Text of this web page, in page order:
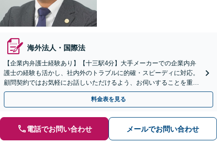
海外法人・国際法
【企業内弁護士経験あり】【十三駅4分】大手メーカーでの企業内弁
護士の経験も活かし、社内外のトラブルに的確・スピーディに対応。
顧問契約ではお気軽にお話しいただけるよう、お伺いすることを重視
しています。顧問料月額1万円～【初回相談30分無料】
料金表を見る
電話でお問い合わせ メールでお問い合わせ